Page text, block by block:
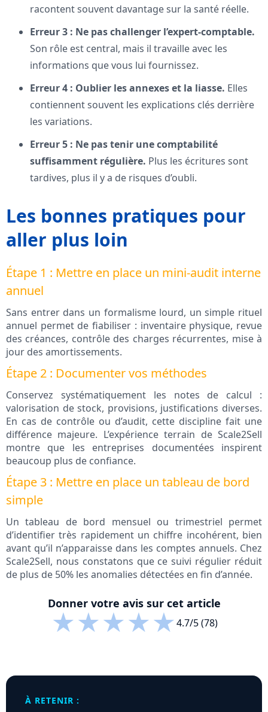
racontent souvent davantage sur la santé réelle.
Erreur 3 : Ne pas challenger l’expert-comptable.
Son rôle est central, mais il travaille avec les
informations que vous lui fournissez.
Erreur 4 : Oublier les annexes et la liasse. Elles
contiennent souvent les explications clés derrière
les variations.
Erreur 5 : Ne pas tenir une comptabilité
suffisamment régulière. Plus les écritures sont
tardives, plus il y a de risques d’oubli.
Les bonnes pratiques pour
aller plus loin
Étape 1 : Mettre en place un mini-audit interne
annuel
Sans entrer dans un formalisme lourd, un simple rituel
annuel permet de fiabiliser : inventaire physique, revue
des créances, contrôle des charges récurrentes, mise à
jour des amortissements.
Étape 2 : Documenter vos méthodes
Conservez systématiquement les notes de calcul :
valorisation de stock, provisions, justifications diverses.
En cas de contrôle ou d’audit, cette discipline fait une
différence majeure. L’expérience terrain de Scale2Sell
montre que les entreprises documentées inspirent
beaucoup plus de confiance.
Étape 3 : Mettre en place un tableau de bord
simple
Un tableau de bord mensuel ou trimestriel permet
d’identifier très rapidement un chiffre incohérent, bien
avant qu’il n’apparaisse dans les comptes annuels. Chez
Scale2Sell, nous constatons que ce suivi régulier réduit
de plus de 50% les anomalies détectées en fin d’année.
Donner votre avis sur cet article
★★★★★4.7/5 (78)
À RETENIR :